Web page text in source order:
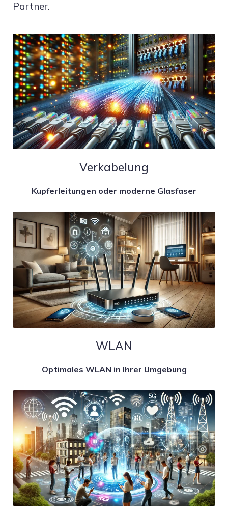
Partner.
Verkabelung
Kupferleitungen oder moderne Glasfaser
WLAN
Optimales WLAN in Ihrer Umgebung